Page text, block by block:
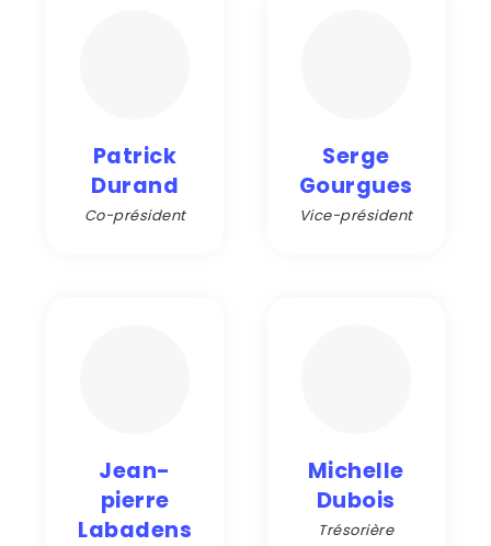
Patrick
Durand
Co-président
Serge
Gourgues
Vice-président
Jean-
pierre
Labadens
Michelle
Dubois
Trésorière